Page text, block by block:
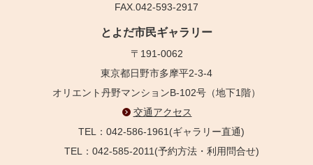
FAX.042-593-2917
とよだ市民ギャラリー
〒191-0062
東京都日野市多摩平2-3-4
オリエント丹野マンションB-102号（地下1階）
交通アクセス
TEL：042-586-1961(ギャラリー直通)
TEL：042-585-2011(予約方法・利用問合せ)